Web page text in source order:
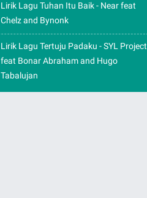
Lirik Lagu Tuhan Itu Baik - Near feat
Chelz and Bynonk
Lirik Lagu Tertuju Padaku - SYL Project
feat Bonar Abraham and Hugo
Tabalujan